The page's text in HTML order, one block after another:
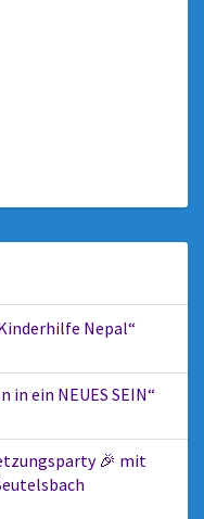
Nepal“
ein NEUES SEIN“
🎉 mit